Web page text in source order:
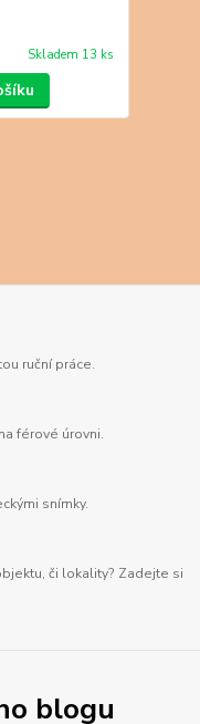
Skladem 13 ks
ruční práce.
férové úrovni.
snímky.
či lokality? Zadejte si
blogu